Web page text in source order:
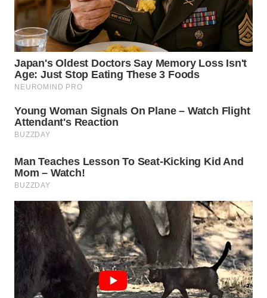
TEBING
TINGGI
WN
PAKPAK
WN
KARAWANG
WN
BEKASI
WN
BOGOR
WN
DEPOK
WN